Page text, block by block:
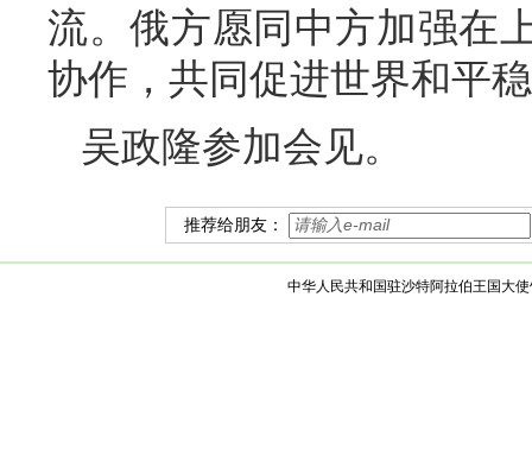
流。俄方愿同中方加强在
协作，共同促进世界和平
吴政隆参加会见。
推荐给朋友：
中华人民共和国驻沙特阿拉伯王国大使